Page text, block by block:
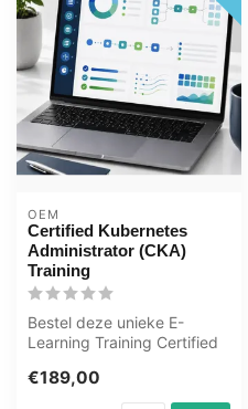
OEM
Certified Kubernetes
Administrator (CKA)
Training
Bestel deze unieke E-
Learning Training Certified
(CKA) ...
€189,00